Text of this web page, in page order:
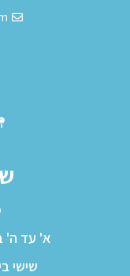
א' עד ה' בין
שישי בין